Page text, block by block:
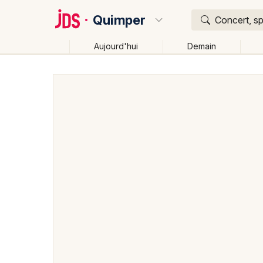
Quimper Concert,
Aujourd'hui Demain